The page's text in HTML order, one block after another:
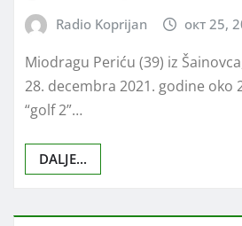
Radio Koprijan окт 25,
Miodragu Periću (39) iz
28. decembra 2021. godine oko
“golf 2”…
DALJE...